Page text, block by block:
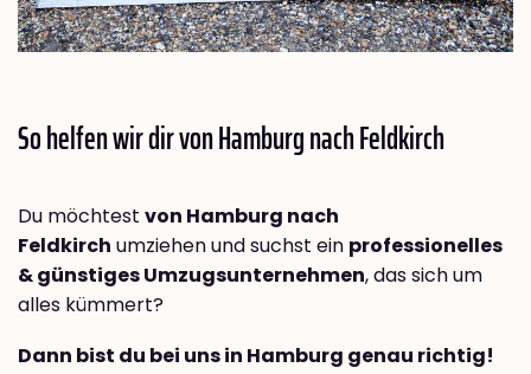
So helfen wir dir von Hamburg nachFeldkirch
Du möchtest von Hamburg nach
Feldkirch umziehen und suchst ein professionelles
& günstiges Umzugsunternehmen, das sich um
alles kümmert?
Dann bist du bei uns in Hamburg genau richtig!